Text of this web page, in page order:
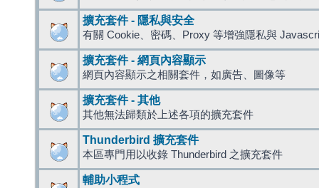
擴充套件 - 隱私與安全
有關 Cookie、密碼、Proxy 等增強隱私與
擴充套件 - 網頁內容顯示
網頁內容顯示之相關套件，如廣告、圖像等
擴充套件 - 其他
其他無法歸類於上述各項的擴充套件
Thunderbird 擴充套件
本區專門用以收錄 Thunderbird 之擴充套件
輔助小程式